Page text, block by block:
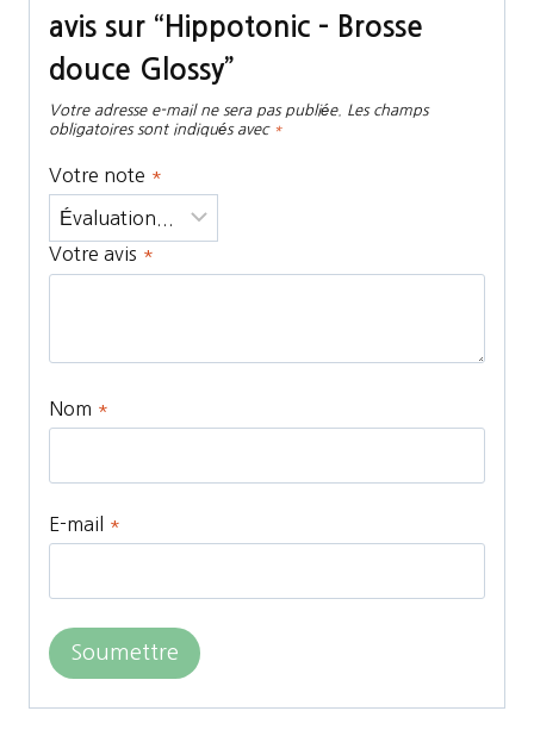
avis sur “Hippotonic – Brosse
douce Glossy”
Votre adresse e-mail ne sera pas publiée.
Les champs
obligatoires sont indiqués avec *
Votre note *
Votre avis *
Nom *
E-mail *